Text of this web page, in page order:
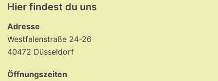
Hier findest du uns
Adresse
Westfalenstraße 24-26
40472 Düsseldorf
Öffnungszeiten